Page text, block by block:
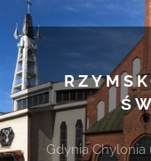
Gdynia Chylonia